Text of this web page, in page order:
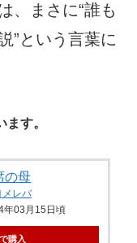
、まさに“誰も
”という言葉に
す。
の母
メレバ
年03月15日頃
購入